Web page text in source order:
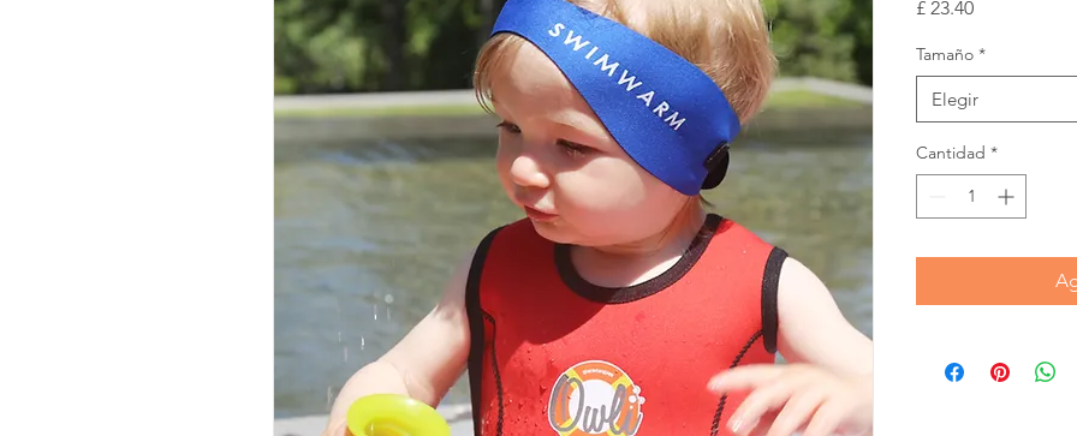
£ 23.40Precio
Tamaño *
Elegir
Cantidad *